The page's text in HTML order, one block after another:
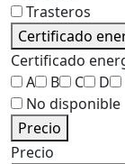
Trasteros
Certificado
Certificado
A
B C D
No disponible
Precio
Precio